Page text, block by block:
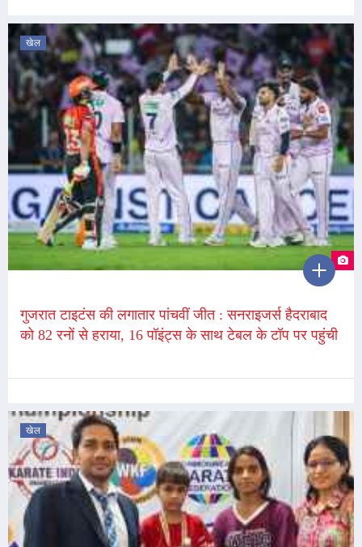
खेल
गुजरात टाइटंस की लगातार पांचवीं जीत : सनराइजर्स हैदराबाद
को 82 रनों से हराया, 16 पॉइंट्स के साथ टेबल के टॉप पर पहुंची
खेल